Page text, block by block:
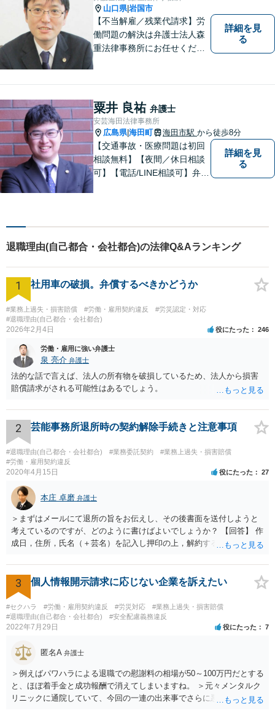
ず、お気軽にご相談下さい。
山口県|岩国市
【不当解雇／残業代請求】労
働問題の解決は弁護士法人森
重法律事務所にお任せくださ
詳細を見
る
粟井 良祐 弁護士
安芸海田法律事務所
広島県|海田町 海田市駅 から徒歩8分
【交通事故・医療問題は初回
相談無料】【夜間／休日相談
可】【電話/LINE相談可】弁護
ている方は、すぐに弁護士に
ご相談ください。【JR海田市
駅から徒歩9分】
詳細を見
る
退職理由(自己都合・会社都合)の法律Q&Aランキング
1 社用車の破損。弁償するべきかどうか
#業務上過失・損害賠償 #労働・雇用契約違反
#労災認定・対応
#退職理由(自己都合・会社都合)
2026年2月4日 役にたった 246
労働・雇用に強い弁護士
泉 亮介 弁護士
法的な話で言えば、法人の所有物を破損しているため、法人から損害
賠償請求がされる可能性はあるでしょう。
2 芸能事務所退所時の契約解除手続きと注意事項
#退職理由(自己都合・会社都合) #業務委託契約
#業務上過失・損害賠償
#労働・雇用契約違反
2020年4月15日 役にたった 27
本庄 卓磨 弁護士
＞まずはメールにて退所の旨をお伝えし、その後書面を送付しようと
考えているのですが、どのように書けばよいでしょうか？ 【回答】 作
成日，住所，氏名（＋芸名）を記入し押印の上，解約する旨を伝える
ようなことはありますでしょうか？ 【回答】 特にないと思われます
が，仮に請求された場合はそれが「損害」に該当するのか検討するこ
とになります。 ＞また、事務所をやめる際、「退所後しばらく芸能活
動禁止」「活動するなら名前を変える」ことを事務所側から要求され
たという事例を聞いたことがあります。所属する際にいただいた契約
書にはそのようなことは書いていないのですが、仮にこれらを要求さ
がないのであれば，断ることができる可能性があります。 もし上記の
3 個人情報開示請求に応じない企業を訴えたい
#セクハラ #労働・雇用契約違反 #労災対応
#業務上過失・損害賠償
#退職理由(自己都合・会社都合)
#安全配慮義務違反
2022年7月29日 役にたった 7
匿名A 弁護士
＞例えばパワハラによる退職での慰謝料の相場が50～100万円だとする
と、ほぼ着手金と成功報酬で消えてしまいますね。 ＞元々メンタルク
リニックに通院していて、今回の一連の出来事でさらに悪化した事実